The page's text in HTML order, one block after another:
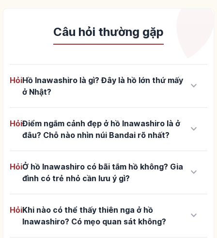
Câu hỏi thường gặp
HỏiHồ Inawashiro là gì? Đây là hồ lớn thứ mấy
ở Nhật?
keyboard_arrow_down
HỏiĐiểm ngắm cảnh đẹp ở hồ Inawashiro là ở
đâu? Chỗ nào nhìn núi Bandai rõ nhất?
keyboard_arrow_down
HỏiỞ hồ Inawashiro có bãi tắm hồ không? Gia
đình có trẻ nhỏ cần lưu ý gì?
keyboard_arrow_down
HỏiKhi nào có thể thấy thiên nga ở hồ
Inawashiro? Có mẹo quan sát không?
keyboard_arrow_down